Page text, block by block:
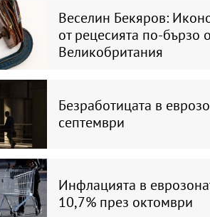
Веселин Бекяров:
от рецесията по-бързо
Великобритания
Безработицата в
септември
Инфлацията в
10,7% през октомври